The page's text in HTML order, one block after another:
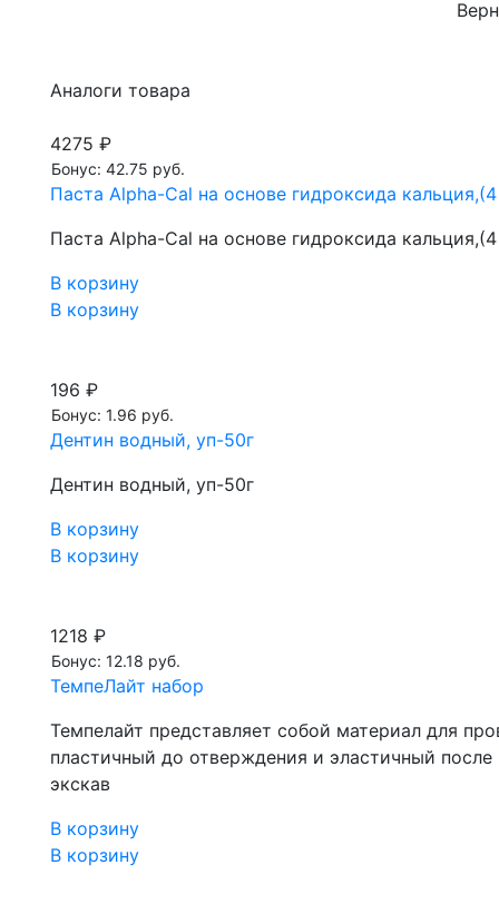
Аналоги товара
4275 ₽
Бонус: 42.75 руб.
Паста Alpha-Cal на основе гидроксида
Паста Alpha-Cal на основе гидроксида
В корзину
В корзину
196 ₽
Бонус: 1.96 руб.
Дентин водный, уп-50г
Дентин водный, уп-50г
В корзину
В корзину
1218 ₽
Бонус: 12.18 руб.
ТемпеЛайт набор
Темпелайт представляет собой материал для
пластичный до отверждения и эластичный
экскав
В корзину
В корзину